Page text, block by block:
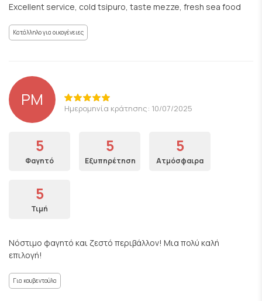
Excellent service, cold tsipuro, taste mezze, fresh sea food
Κατάλληλο για οικογένειες
PM Ημερομηνία κράτησης: 10/07/2025
5
Φαγητό
5
Εξυπηρέτηση
5
Ατμόσφαιρα
5
Τιμή
Νόστιμο φαγητό και ζεστό περιβάλλον! Μια πολύ καλή
επιλογή!
Για κουβεντούλα